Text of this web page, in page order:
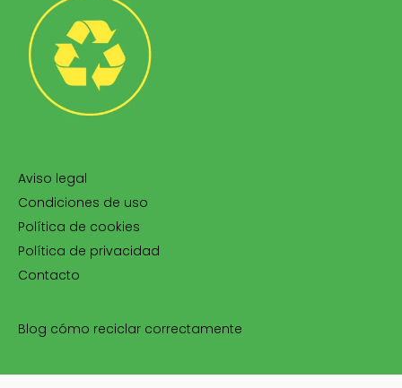
Aviso legal
Condiciones de uso
Política de cookies
Política de privacidad
Contacto
Blog cómo reciclar correctamente